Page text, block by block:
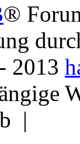
®
2013
|